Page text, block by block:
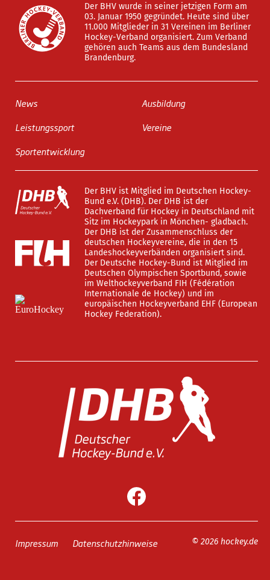
Der BHV wurde in seiner jetzigen Form am
03. Januar 1950 gegründet. Heute sind über
11.000 Mitglieder in 31 Vereinen im Berliner
Hockey-Verband organisiert. Zum Verband
gehören auch Teams aus dem Bundesland
Brandenburg.
News
Leistungssport
Sportentwicklung
Ausbildung
Vereine
Der BHV ist Mitglied im Deutschen Hockey-
Bund e.V. (DHB). Der DHB ist der
Dachverband für Hockey in Deutschland mit
Sitz im Hockeypark in Mönchen- gladbach.
Der DHB ist der Zusammenschluss der
deutschen Hockeyvereine, die in den 15
Landeshockeyverbänden organisiert sind.
Der Deutsche Hockey-Bund ist Mitglied im
Deutschen Olympischen Sportbund, sowie
im Welthockeyverband FIH (Fédération
Internationale de Hockey) und im
europäischen Hockeyverband EHF (European
Hockey Federation).
Impressum Datenschutzhinweise © 2026 hockey.de